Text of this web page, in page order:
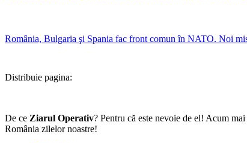
România, Bulgaria şi Spania fac front comun în NATO. Noi
Distribuie pagina:
De ce Ziarul Operativ? Pentru că este nevoie de el! Acum
România zilelor noastre!